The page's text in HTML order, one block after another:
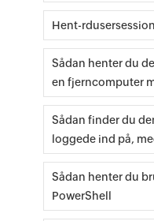
Hent-rdusersession
Sådan henter du
en fjerncomputer
Sådan finder du
loggede ind på,
Sådan henter du
PowerShell